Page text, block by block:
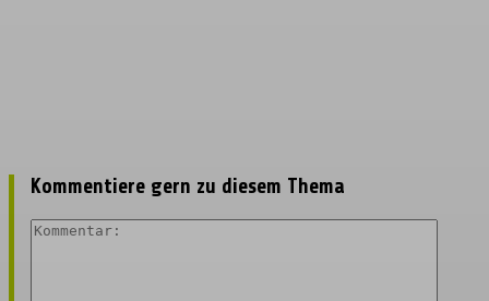
Kommentiere gern zu diesem Thema